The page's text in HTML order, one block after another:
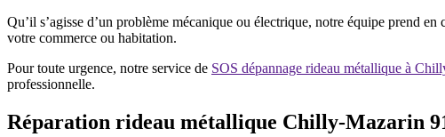
Qu’il s’agisse d’un problème mécanique ou électrique, notre équipe prend
votre commerce ou habitation.
Pour toute urgence, notre service de SOS dépannage rideau métallique à
professionnelle.
Réparation rideau métallique Chilly-Mazarin